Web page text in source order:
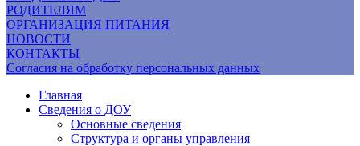
РОДИТЕЛЯМ
ОРГАНИЗАЦИЯ ПИТАНИЯ
НОВОСТИ
КОНТАКТЫ
Согласия на обработку персональных данных
Главная
Сведения о ДОУ
Основные сведения
Структура и органы управления